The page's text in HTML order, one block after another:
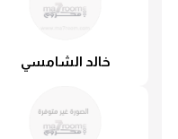
خالد الشامسي